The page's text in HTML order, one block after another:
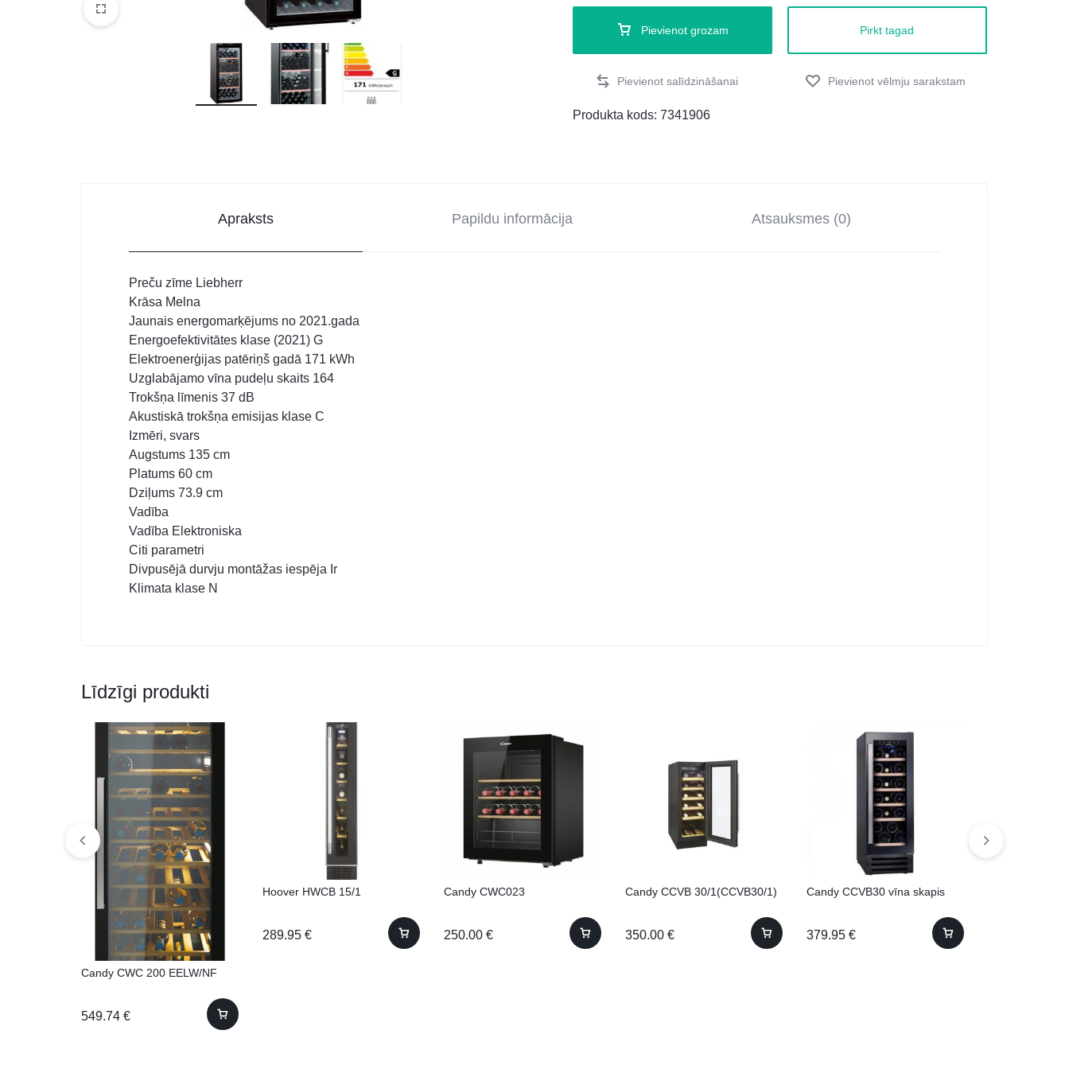
DATORTEHNIKA, PRECES
SPORTAM UN ATPŪTAI
Pievienot grozam Pirkt tagad
Produkta kods:7341906
Apraksts Papildu informācija Atsauksmes (0)
Preču zīme Liebherr
Krāsa Melna
Jaunais energomarķējums no 2021.gada
Energoefektivitātes klase (2021) G
Elektroenerģijas patēriņš gadā 171 kWh
Uzglabājamo vīna pudeļu skaits 164
Trokšņa līmenis 37 dB
Akustiskā trokšņa emisijas klase C
Izmēri, svars
Augstums 135 cm
Platums 60 cm
Dziļums 73.9 cm
Vadība
Vadība Elektroniska
Citi parametri
Divpusējā durvju montāžas iespēja Ir
Klimata klase N
Līdzīgi produkti
Candy CWC 200 EELW/NF
549.74 €
Hoover HWCB 15/1
289.95 €
Candy CWC023
250.00 €
Candy CCVB 30/1(CCVB30/1)
350.00 €
Candy CCVB30 vīna skapis
379.95 €